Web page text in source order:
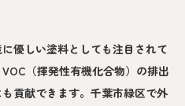
優しい塗料としても注目されて
（揮発性有機化合物）の排出
貢献できます。千葉市緑区で外